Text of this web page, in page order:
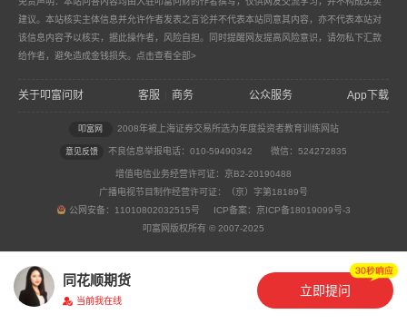
同花顺期货
当前我在线
立即提问
建议。本站核实主体信息并允许作者发表之言论并不代表本站同意其内容，亦不代表本站对
该信息内容予以核实，据此操作者，风险自担。同时提醒网友提高风险意识，请勿私下汇款
给作者，避免造成金钱损失。 点击查看全部>
关于叩富问财 客服 商务 公众服务 App下载
叩富网 2008年被上海证券交易所选为年度投资者教育训练网站
意见反馈 不良信息举报电话：010-59490342 微信：524272835
增值电信业务经营许可证：京B2-20190488
广播电视节目制作经营许可证：（京）字第18189号
公网安备：11010802032515号 ICP备案：京ICP备18019099号-3
叩富网版权所有 © 2007-2025